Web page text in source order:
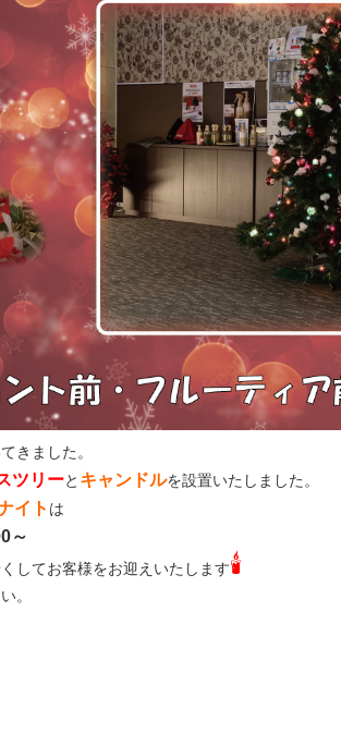
きました。
ツリーと キャンドルを設置いたしました。
イト は
～
してお客様をお迎えいたします🕯
。